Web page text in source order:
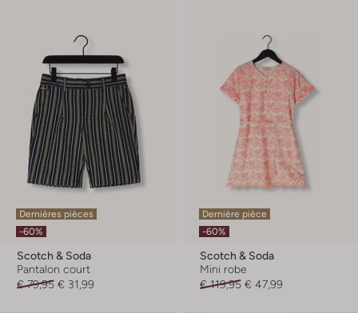
Dernières pièces
-60%
Scotch & Soda
Pantalon court
€ 79,95 € 31,99
Dernière pièce
-60%
Scotch & Soda
Mini robe
€ 119,95 € 47,99